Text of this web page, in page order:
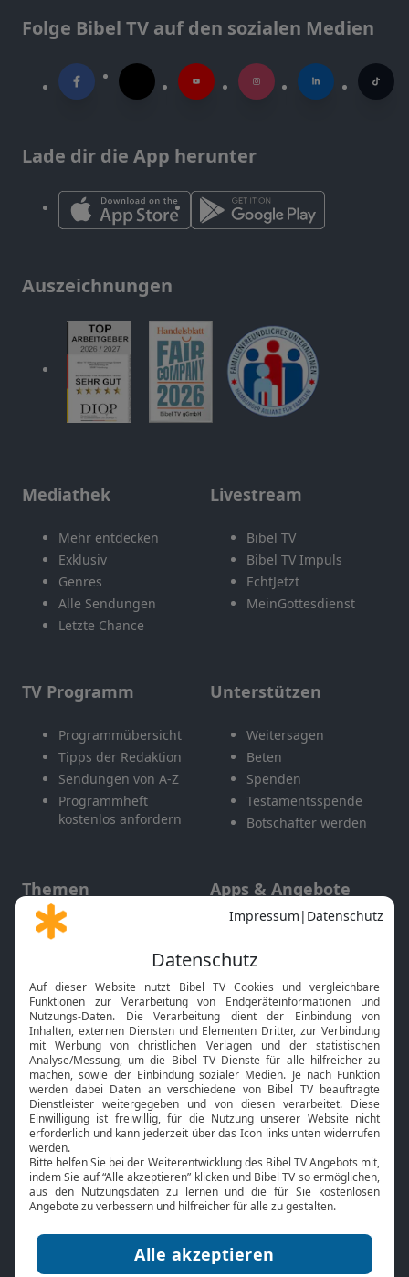
Folge Bibel TV auf den sozialen Medien
Lade dir die App herunter
Auszeichnungen
Mediathek
Mehr entdecken
Exklusiv
Genres
Alle Sendungen
Letzte Chance
Livestream
Bibel TV
Bibel TV Impuls
EchtJetzt
MeinGottesdienst
TV Programm
Programmübersicht
Tipps der Redaktion
Sendungen von A-Z
Programmheft
kostenlos anfordern
Unterstützen
Weitersagen
Beten
Spenden
Testamentsspende
Botschafter werden
Themen
Gott und Bibel erklärt
Neuigkeiten
Apps & Angebote
Mobile App
Smart TV
HbbTV
Bibelthek Online-Bibel
Nächster Gottesdienst
Bibel TV
Über uns
Jobs
Mediadaten
Service
Kontakt
TV-Empfang